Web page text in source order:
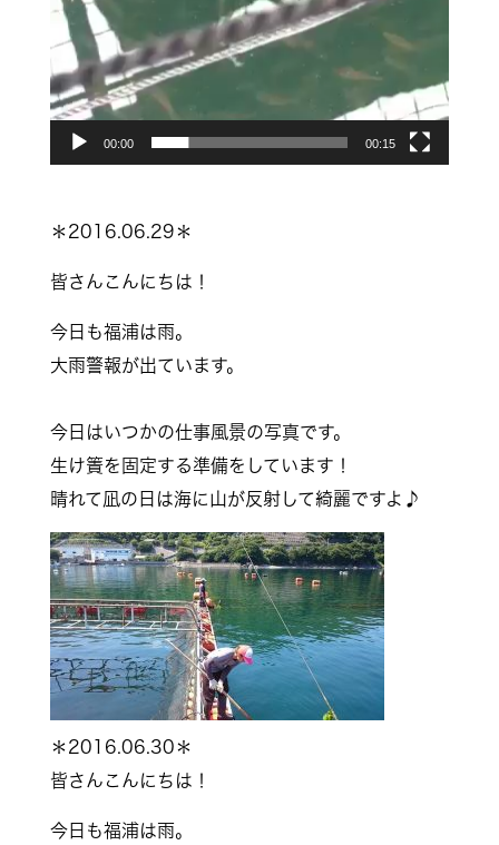
00:00 00:15
＊2016.06.29＊
皆さんこんにちは！
今日も福浦は雨。
大雨警報が出ています。
今日はいつかの仕事風景の写真です。
生け簀を固定する準備をしています！
晴れて凪の日は海に山が反射して綺麗ですよ♪
＊2016.06.30＊
皆さんこんにちは！
今日も福浦は雨。